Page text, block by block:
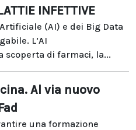
INFETTIVE
(AI) e dei Big Data
L’AI
di farmaci, la...
Al via nuovo
una formazione